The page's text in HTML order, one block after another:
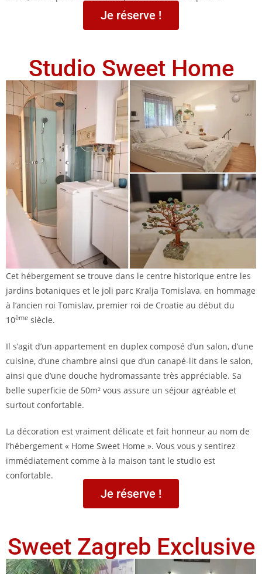
Je réserve !
Studio Sweet Home
Cet hébergement se trouve dans le centre historique entre les
jardins botaniques et le joli parc Kralja Tomislava, en hommage
à l’ancien roi Tomislav, premier roi de Croatie au début du
10ème siècle.
Il s’agit d’un appartement en duplex composé d’un salon, d’une
cuisine, d’une chambre ainsi que d’un canapé-lit dans le salon,
ainsi que d’une douche hydromassante très appréciable. Sa
belle superficie de 50m² vous assure un séjour agréable et
surtout confortable.
La décoration est vraiment délicate et fait honneur au nom de
l’hébergement « Home Sweet Home ». Vous vous y sentirez
immédiatement comme à la maison tant le studio est
confortable.
Je réserve !
Sweet Zagreb Exclusive